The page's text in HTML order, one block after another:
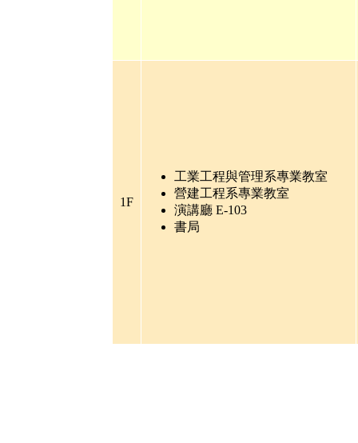
1F
工業工程與管理系專業教室
營建工程系專業教室
演講廳 E-103
書局